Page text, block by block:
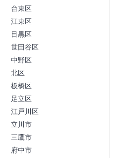
台東区
江東区
目黒区
世田谷区
中野区
北区
板橋区
足立区
江戸川区
立川市
三鷹市
府中市